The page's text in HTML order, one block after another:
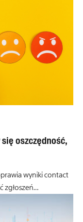
oszczędność,
wyniki contact
zgłoszeń…